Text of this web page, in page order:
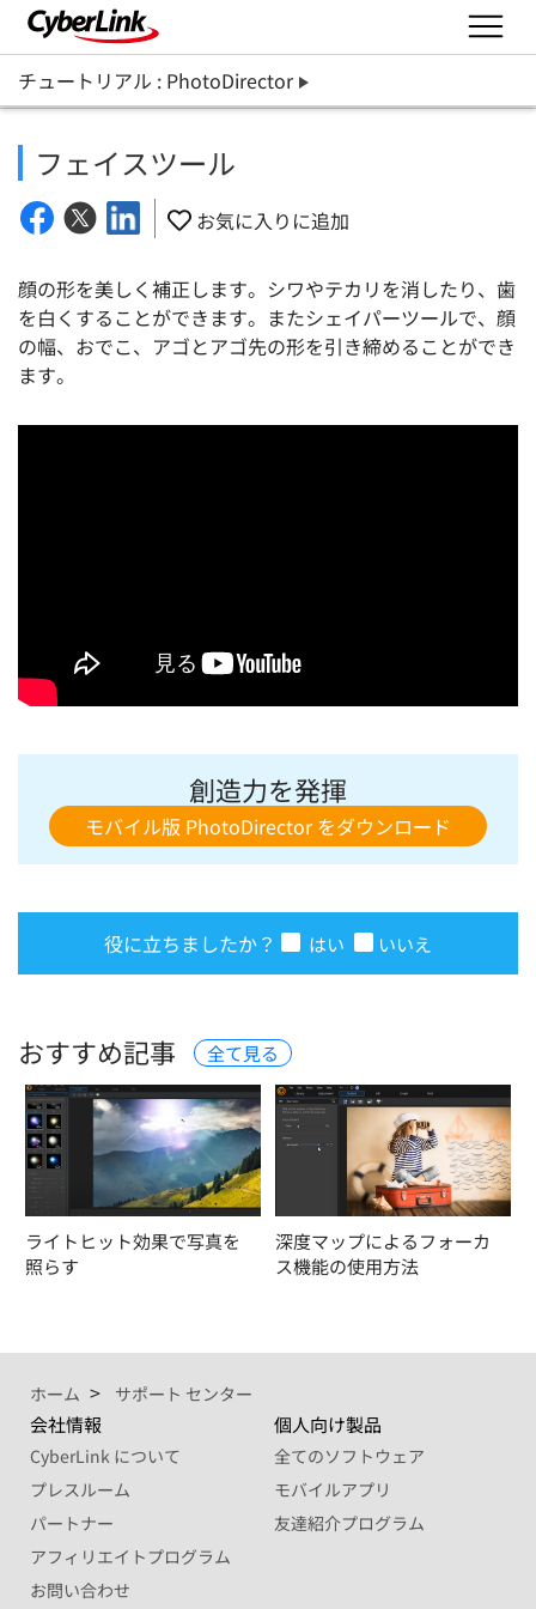
チュートリアル : PhotoDirector
フェイスツール
お気に入りに追加
顔の形を美しく補正します。シワやテカリを消したり、歯
を白くすることができます。またシェイパーツールで、顔
の幅、おでこ、アゴとアゴ先の形を引き締めることができ
ます。
創造力を発揮
モバイル版 PhotoDirector をダウンロード
役に立ちましたか？ はい いいえ
おすすめ記事 全て見る
ライトヒット効果で写真を
照らす
深度マップによるフォーカ
ス機能の使用方法
ホーム サポート センター
会社情報
CyberLink について
プレスルーム
パートナー
アフィリエイトプログラム
お問い合わせ
個人向け製品
全てのソフトウェア
モバイルアプリ
友達紹介プログラム